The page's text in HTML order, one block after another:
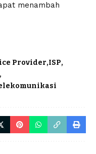
menambah
Provider ISP